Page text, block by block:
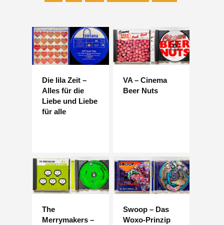
Die lila Zeit –
Alles für die
Liebe und Liebe
für alle
VA – Cinema
Beer Nuts
The
Merrymakers –
Swoop – Das
Woxo-Prinzip